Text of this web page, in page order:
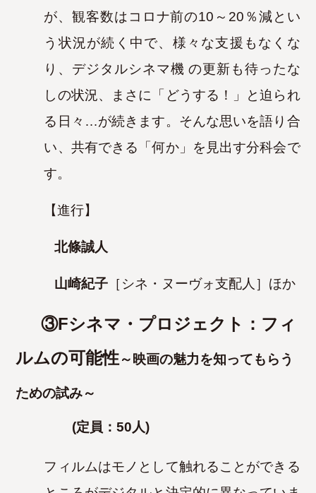
が、観客数はコロナ前の10～20％減とい
う状況が続く中で、様々な支援もなくな
り、デジタルシネマ機 の更新も待ったな
しの状況、まさに「どうする！」と迫られ
る日々…が続きます。そんな思いを語り合
い、共有できる「何か」を見出す分科会で
す。
【進行】
北條誠人
山崎紀子 ［シネ・ヌーヴォ支配人］ほか
③Fシネマ・プロジェクト：フィ
ルムの可能性～映画の魅力を知ってもらう
ための試み～
(定員：50人)
フィルムはモノとして触れることができる